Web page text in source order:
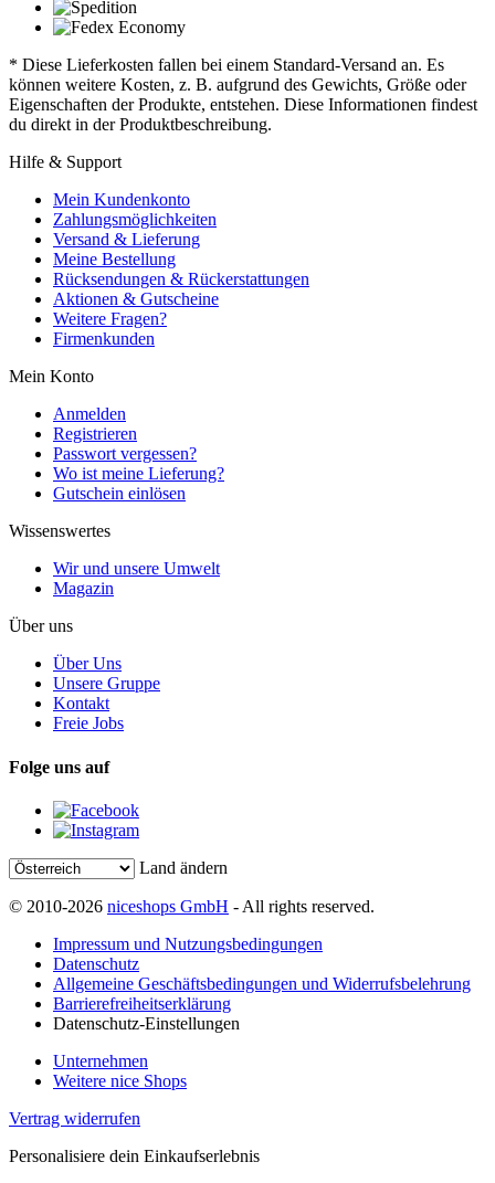
* Diese Lieferkosten fallen bei einem Standard-Versand an. Es
können weitere Kosten, z. B. aufgrund des Gewichts, Größe oder
Eigenschaften der Produkte, entstehen. Diese Informationen findest
du direkt in der Produktbeschreibung.
Hilfe & Support
Mein Kundenkonto
Zahlungsmöglichkeiten
Versand & Lieferung
Meine Bestellung
Rücksendungen & Rückerstattungen
Aktionen & Gutscheine
Weitere Fragen?
Firmenkunden
Mein Konto
Anmelden
Registrieren
Passwort vergessen?
Wo ist meine Lieferung?
Gutschein einlösen
Wissenswertes
Wir und unsere Umwelt
Magazin
Über uns
Über Uns
Unsere Gruppe
Kontakt
Freie Jobs
Folge uns auf
Land ändern
© 2010-2026 niceshops GmbH - All rights reserved.
Impressum und Nutzungsbedingungen
Datenschutz
Allgemeine Geschäftsbedingungen und Widerrufsbelehrung
Barrierefreiheitserklärung
Datenschutz-Einstellungen
Unternehmen
Weitere nice Shops
Vertrag widerrufen
Personalisiere dein Einkaufserlebnis